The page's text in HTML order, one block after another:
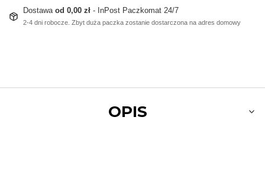
Dostawa od 0,00 zł - InPost Paczkomat 24/7
2-4 dni robocze. Zbyt duża paczka zostanie dostarczona na adres domowy
OPIS